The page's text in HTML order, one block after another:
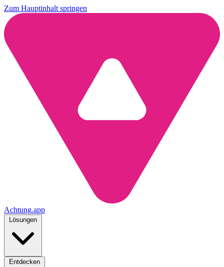
Zum Hauptinhalt springen
Achtung.app
Lösungen
Entdecken